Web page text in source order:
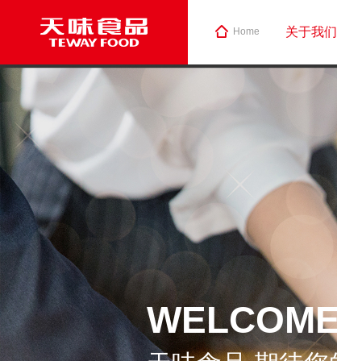
Home 关于我们